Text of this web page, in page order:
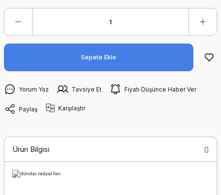
Sepete Ekle
Yorum Yaz Tavsiye Et Fiyatı Düşünce Haber Ver
Paylaş Karşılaştır
Ürün Bilgisi